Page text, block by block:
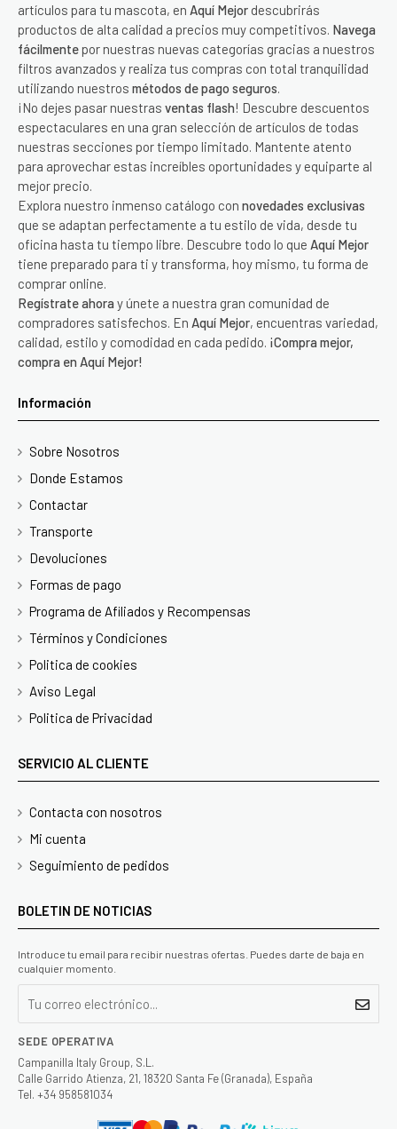
artículos para tu mascota, en Aquí Mejor descubrirás
productos de alta calidad a precios muy competitivos. Navega
fácilmente por nuestras nuevas categorías gracias a nuestros
filtros avanzados y realiza tus compras con total tranquilidad
utilizando nuestros métodos de pago seguros.
¡No dejes pasar nuestras ventas flash! Descubre descuentos
espectaculares en una gran selección de artículos de todas
nuestras secciones por tiempo limitado. Mantente atento
para aprovechar estas increíbles oportunidades y equiparte al
mejor precio.
Explora nuestro inmenso catálogo con novedades exclusivas
que se adaptan perfectamente a tu estilo de vida, desde tu
oficina hasta tu tiempo libre. Descubre todo lo que Aquí Mejor
tiene preparado para ti y transforma, hoy mismo, tu forma de
comprar online.
Regístrate ahora y únete a nuestra gran comunidad de
compradores satisfechos. En Aquí Mejor, encuentras variedad,
calidad, estilo y comodidad en cada pedido. ¡Compra mejor,
compra en Aquí Mejor!
Información
Sobre Nosotros
Donde Estamos
Contactar
Transporte
Devoluciones
Formas de pago
Programa de Afiliados y Recompensas
Términos y Condiciones
Politica de cookies
Aviso Legal
Politica de Privacidad
SERVICIO AL CLIENTE
Contacta con nosotros
Mi cuenta
Seguimiento de pedidos
BOLETIN DE NOTICIAS
Introduce tu email para recibir nuestras ofertas. Puedes darte de baja en
cualquier momento.
SEDE OPERATIVA
Campanilla Italy Group, S.L.
Calle Garrido Atienza, 21, 18320 Santa Fe (Granada), España
Tel. +34 958581034